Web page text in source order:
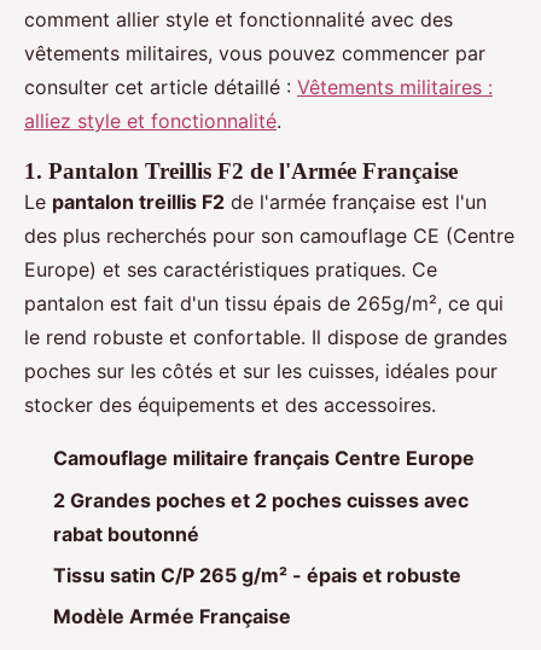
comment allier style et fonctionnalité avec des
vêtements militaires, vous pouvez commencer par
consulter cet article détaillé : Vêtements militaires :
alliez style et fonctionnalité.
1. Pantalon Treillis F2 de l'Armée Française
Le pantalon treillis F2 de l'armée française est l'un
des plus recherchés pour son camouflage CE (Centre
Europe) et ses caractéristiques pratiques. Ce
pantalon est fait d'un tissu épais de 265g/m², ce qui
le rend robuste et confortable. Il dispose de grandes
poches sur les côtés et sur les cuisses, idéales pour
stocker des équipements et des accessoires.
Camouflage militaire français Centre Europe
2 Grandes poches et 2 poches cuisses avec
rabat boutonné
Tissu satin C/P 265 g/m² - épais et robuste
Modèle Armée Française